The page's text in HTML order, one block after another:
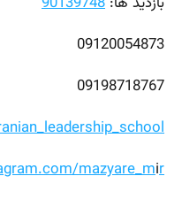
09120054873
09198718767
mazyare_mir